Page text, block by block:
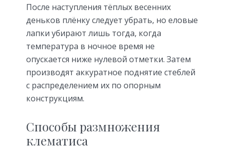
После наступления тёплых весенних
деньков плёнку следует убрать, но еловые
лапки убирают лишь тогда, когда
температура в ночное время не
опускается ниже нулевой отметки. Затем
производят аккуратное поднятие стеблей
с распределением их по опорным
конструкциям.
Способы размножения
клематиса